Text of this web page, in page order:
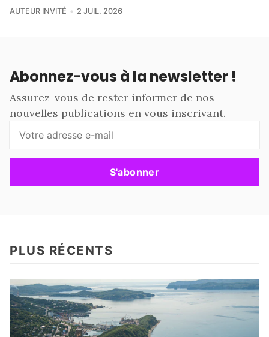
AUTEUR INVITÉ 2 JUIL. 2026
Abonnez-vous à la newsletter !
Assurez-vous de rester informer de nos
nouvelles publications en vous inscrivant.
S'abonner
PLUS RÉCENTS